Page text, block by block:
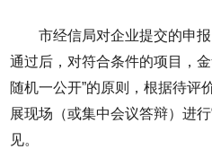
市经信局对企业提交的申
通过后，对符合条件的项目，
随机一公开”的原则，根据待评
展现场（或集中会议答辩）进
见。